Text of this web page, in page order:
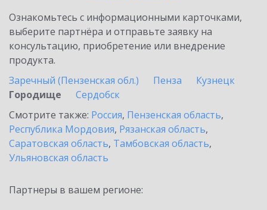
Ознакомьтесь с информационными карточками,
выберите партнёра и отправьте заявку на
консультацию, приобретение или внедрение
продукта.
Заречный (Пензенская обл.)
Пенза
Кузнецк
Городище
Сердобск
Смотрите также: Россия, Пензенская область,
Республика Мордовия, Рязанская область,
Саратовская область, Тамбовская область,
Ульяновская область
Партнеры в вашем регионе: